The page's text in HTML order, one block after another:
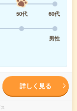
50代
60代
男性
詳しく見る